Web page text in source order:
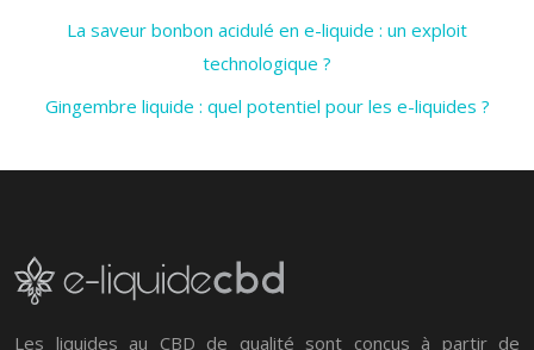
La saveur bonbon acidulé en e-liquide : un exploit
technologique ?
Gingembre liquide : quel potentiel pour les e-liquides ?
Les liquides au CBD de qualité sont conçus à partir de